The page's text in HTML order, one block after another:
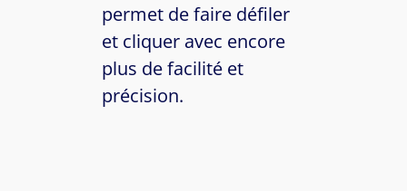
permet de faire défiler
et cliquer avec encore
plus de facilité et
précision.